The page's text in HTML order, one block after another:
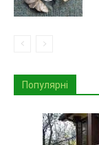
Популярні